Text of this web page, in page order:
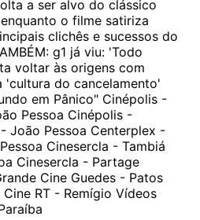
a ser alvo do clássico
o filme satiriza
clichês e sucessos do
g1 já viu: 'Todo
voltar às origens com
'cultura do cancelamento'
em Pânico" Cinépolis -
Pessoa Cinépolis -
João Pessoa Centerplex -
Cinesercla - Tambiá
Cinesercla - Partage
Cine Guedes - Patos
RT - Remígio Vídeos